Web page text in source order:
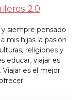
2.0
siempre pensado
mis hijas la pasión
religiones y
educar, viajar es
es el mejor